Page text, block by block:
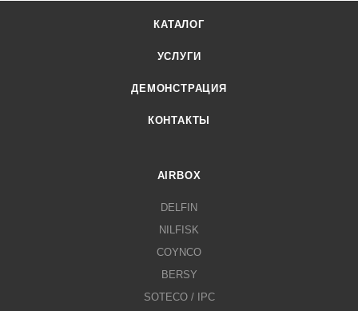
КАТАЛОГ
УСЛУГИ
ДЕМОНСТРАЦИЯ
КОНТАКТЫ
AIRBOX
DELFIN
NILFISK
COYNCO
BERSY
SOTECO / IPC